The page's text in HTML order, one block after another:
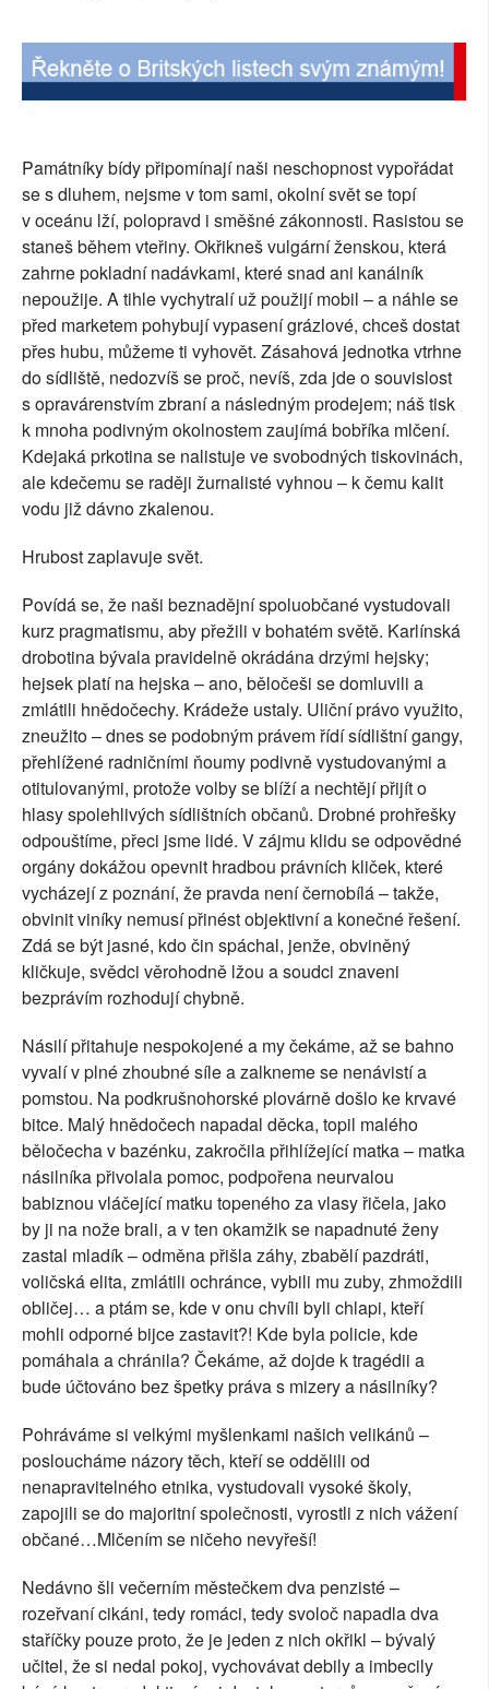
Památníky bídy připomínají naši neschopnost vypořádat
se s dluhem, nejsme v tom sami, okolní svět se topí
v oceánu lží, polopravd i směšné zákonnosti. Rasistou se
staneš během vteřiny. Okřikneš vulgární ženskou, která
zahrne pokladní nadávkami, které snad ani kanálník
nepoužije. A tihle vychytralí už použijí mobil – a náhle se
před marketem pohybují vypasení grázlové, chceš dostat
přes hubu, můžeme ti vyhovět. Zásahová jednotka vtrhne
do sídliště, nedozvíš se proč, nevíš, zda jde o souvislost
s opravárenstvím zbraní a následným prodejem; náš tisk
k mnoha podivným okolnostem zaujímá bobříka mlčení.
Kdejaká prkotina se nalistuje ve svobodných tiskovinách,
ale kdečemu se raději žurnalisté vyhnou – k čemu kalit
vodu již dávno zkalenou.
Hrubost zaplavuje svět.
Povídá se, že naši beznadějní spoluobčané vystudovali
kurz pragmatismu, aby přežili v bohatém světě. Karlínská
drobotina bývala pravidelně okrádána drzými hejsky;
hejsek platí na hejska – ano, běločeši se domluvili a
zmlátili hnědočechy. Krádeže ustaly. Uliční právo využito,
zneužito – dnes se podobným právem řídí sídlištní gangy,
přehlížené radničními ňoumy podivně vystudovanými a
otitulovanými, protože volby se blíží a nechtějí přijít o
hlasy spolehlivých sídlištních občanů. Drobné prohřešky
odpouštíme, přeci jsme lidé. V zájmu klidu se odpovědné
orgány dokážou opevnit hradbou právních kliček, které
vycházejí z poznání, že pravda není černobílá – takže,
obvinit viníky nemusí přinést objektivní a konečné řešení.
Zdá se být jasné, kdo čin spáchal, jenže, obviněný
kličkuje, svědci věrohodně lžou a soudci znaveni
bezprávím rozhodují chybně.
Násilí přitahuje nespokojené a my čekáme, až se bahno
vyvalí v plné zhoubné síle a zalkneme se nenávistí a
pomstou. Na podkrušnohorské plovárně došlo ke krvavé
bitce. Malý hnědočech napadal děcka, topil malého
běločecha v bazénku, zakročila přihlížející matka – matka
násilníka přivolala pomoc, podpořena neurvalou
babiznou vláčející matku topeného za vlasy řičela, jako
by ji na nože brali, a v ten okamžik se napadnuté ženy
zastal mladík – odměna přišla záhy, zbabělí pazdráti,
voličská elita, zmlátili ochránce, vybili mu zuby, zhmoždili
obličej… a ptám se, kde v onu chvíli byli chlapi, kteří
mohli odporné bijce zastavit?! Kde byla policie, kde
pomáhala a chránila? Čekáme, až dojde k tragédii a
bude účtováno bez špetky práva s mizery a násilníky?
Pohráváme si velkými myšlenkami našich velikánů –
posloucháme názory těch, kteří se oddělili od
nenapravitelného etnika, vystudovali vysoké školy,
zapojili se do majoritní společnosti, vyrostli z nich vážení
občané…Mlčením se ničeho nevyřeší!
Nedávno šli večerním městečkem dva penzisté –
rozeřvaní cikáni, tedy romáci, tedy svoloč napadla dva
staříčky pouze proto, že je jeden z nich okřikl – bývalý
učitel, že si nedal pokoj, vychovávat debily a imbecily